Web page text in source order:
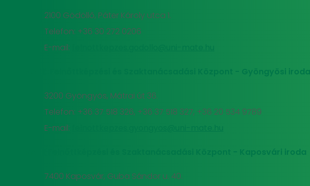
2100 Gödöllő, Páter Károly utca 1.
Telefon: +36 30 272 0206
E-mail:
MATE Felnőttképzési és Szaktanácsadási Központ - Gyöngyösi iroda
3200 Gyöngyös, Mátrai út 36.
Telefon: +36 37 518 326, +36 37 518 327, +36 20 534 9789
E-mail:
7400 Kaposvár, Guba Sándor u. 40.